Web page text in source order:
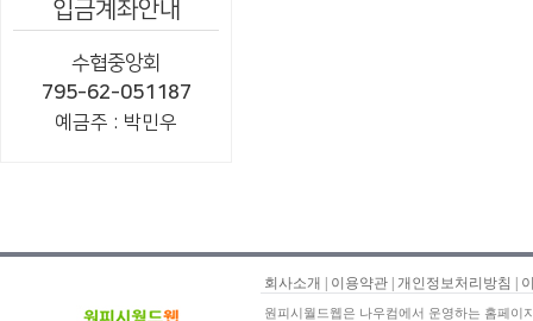
입금계좌안내
수협중앙회
795-62-051187
예금주 : 박민우
회사소개 이용약관 개인정보처리방침
원피시월드웹은 나우컴에서 운영하는 홈페이